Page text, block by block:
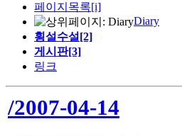
페이지목록[i]
Diary
횡설수설[2]
게시판[3]
링크
/2007-04-14